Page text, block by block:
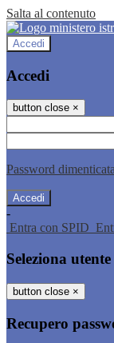
Salta al contenuto
Accedi
Accedi
button close ×
Password
-
Entra con SPID
Seleziona utente
button close ×
Recupero